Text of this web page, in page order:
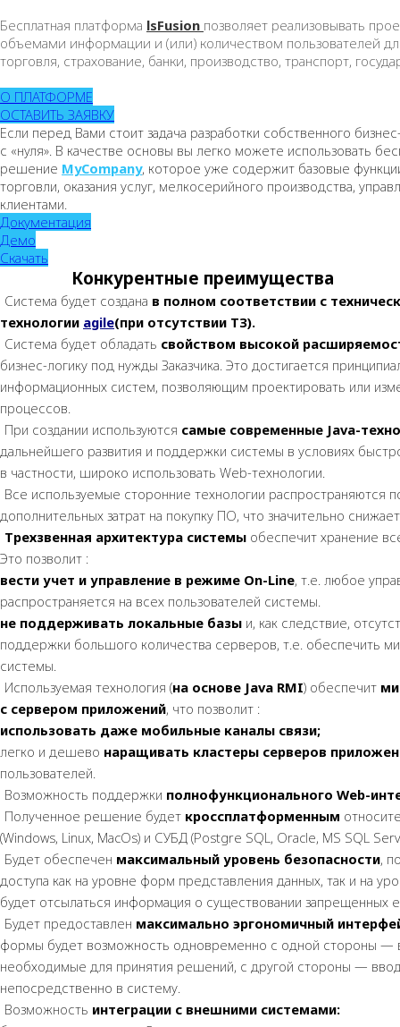
Бесплатная платформа lsFusion позволяет реализовывать
объемами информации и (или) количеством пользователей
торговля, страхование, банки, производство, транспорт,
О ПЛАТФОРМЕ
ОСТАВИТЬ ЗАЯВКУ
Если перед Вами стоит задача разработки собственного
с «нуля». В качестве основы вы легко можете использовать
решение MyCompany, которое уже содержит базовые
торговли, оказания услуг, мелкосерийного производства,
клиентами.
Документация
Демо
Скачать
Конкурентные преимущества
Система будет создана в полном соответствии с
технологии agile(при отсутствии ТЗ).
Система будет обладать свойством высокой
бизнес-логику под нужды Заказчика. Это достигается
информационных систем, позволяющим проектировать или
процессов.
При создании используются самые современные Java-
дальнейшего развития и поддержки системы в условиях
в частности, широко использовать Web-технологии.
Все используемые сторонние технологии распространяются
дополнительных затрат на покупку ПО, что значительно
Трехзвенная архитектура системы обеспечит хранение
Это позволит :
вести учет и управление в режиме On-Line, т.е. любое
распространяется на всех пользователей системы.
не поддерживать локальные базы и, как следствие,
поддержки большого количества серверов, т.е. обеспечить
системы.
Используемая технология (на основе Java RMI) обеспечит
с сервером приложений, что позволит :
использовать даже мобильные каналы связи;
легко и дешево наращивать кластеры серверов
пользователей.
Возможность поддержки полнофункционального Web-
Полученное решение будет кроссплатформенным
(Windows, Linux, MacOs) и СУБД (Postgre SQL, Oracle, MS SQL
Будет обеспечен максимальный уровень безопасности,
доступа как на уровне форм представления данных, так и на
будет отсылаться информация о существовании запрещенных
Будет предоставлен максимально эргономичный
формы будет возможность одновременно с одной стороны —
необходимые для принятия решений, с другой стороны —
непосредственно в систему.
Возможность интеграции с внешними системами: